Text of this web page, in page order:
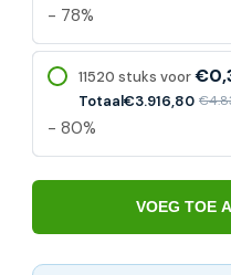
- 78%
11520 stuks voor
Totaal€3.916,80
- 80%
VOEG TOE